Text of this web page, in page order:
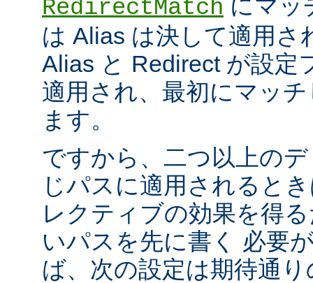
RedirectMatch にマッ
は Alias は決して適用さ
Alias と Redirect が設定
適用され、最初にマッ
ます。
ですから、二つ以上の
じパスに適用されると
レクティブの効果を得
いパスを先に書く 必要
ば、次の設定は期待通